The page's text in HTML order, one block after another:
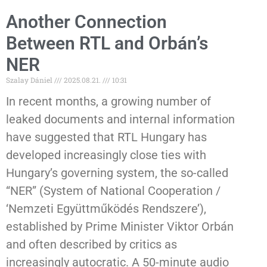
Another Connection
Between RTL and Orbán’s
NER
Szalay Dániel 2025.08.21. 10:31
In recent months, a growing number of
leaked documents and internal information
have suggested that RTL Hungary has
developed increasingly close ties with
Hungary’s governing system, the so-called
“NER” (System of National Cooperation /
‘Nemzeti Együttműködés Rendszere’),
established by Prime Minister Viktor Orbán
and often described by critics as
increasingly autocratic. A 50-minute audio